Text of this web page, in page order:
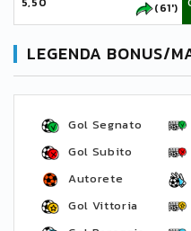
(61')
LEGENDA BONUS/
Gol Segnato
Gol Subito
Autorete
Gol Vittoria